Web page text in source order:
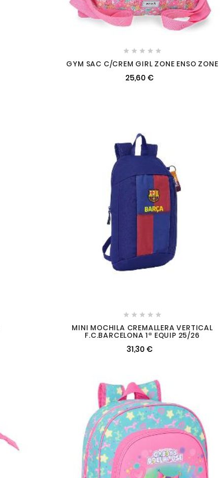
    
GYM SAC C/CREM GIRL ZONE ENSO ZONE
25,60 €
    
MINI MOCHILA CREMALLERA VERTICAL
F.C.BARCELONA 1ª EQUIP 25/26
31,30 €